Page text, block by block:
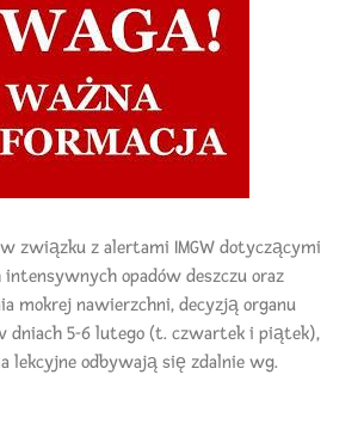
związku z alertami IMGW dotyczącymi
intensywnych opadów deszczu oraz
mokrej nawierzchni, decyzją organu
dniach 5-6 lutego (t. czwartek i piątek),
lekcyjne odbywają się zdalnie wg.